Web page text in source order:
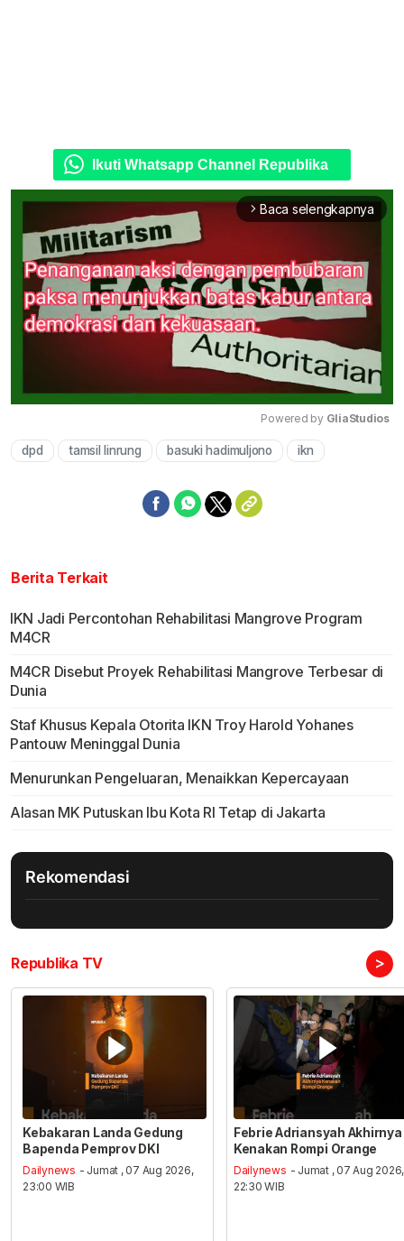
Ikuti Whatsapp Channel Republika
arrow_forward_ios Baca selengkapnya
Powered by GliaStudios
dpd tamsil linrung basuki hadimuljono ikn
Berita Terkait
IKN Jadi Percontohan Rehabilitasi Mangrove Program
M4CR
M4CR Disebut Proyek Rehabilitasi Mangrove Terbesar di
Dunia
Staf Khusus Kepala Otorita IKN Troy Harold Yohanes
Pantouw Meninggal Dunia
Menurunkan Pengeluaran, Menaikkan Kepercayaan
Alasan MK Putuskan Ibu Kota RI Tetap di Jakarta
Rekomendasi
Republika TV >
Kebakaran Landa Gedung
Bapenda Pemprov DKI
Dailynews - Jumat , 07 Aug 2026,
23:00 WIB
Febrie Adriansyah Akhirnya
Kenakan Rompi Orange
Dailynews - Jumat , 07 Aug 2026,
22:30 WIB